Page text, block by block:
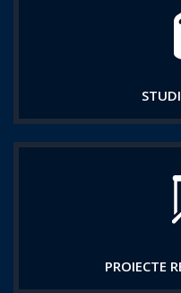
PROIECTE